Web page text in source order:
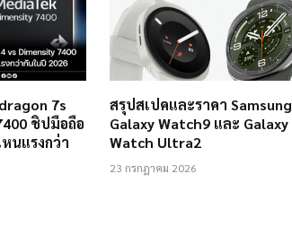
7s
ชิปมือถือ
นแรงกว่า
สรุปสเปคและราคา Samsung
Galaxy Watch9 และ Galaxy
Watch Ultra2
23 กรกฎาคม 2026